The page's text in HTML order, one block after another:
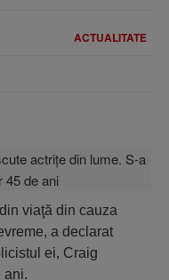
ACTUALITATE
viaţă din cauza
a declarat
ei, Craig
ani.